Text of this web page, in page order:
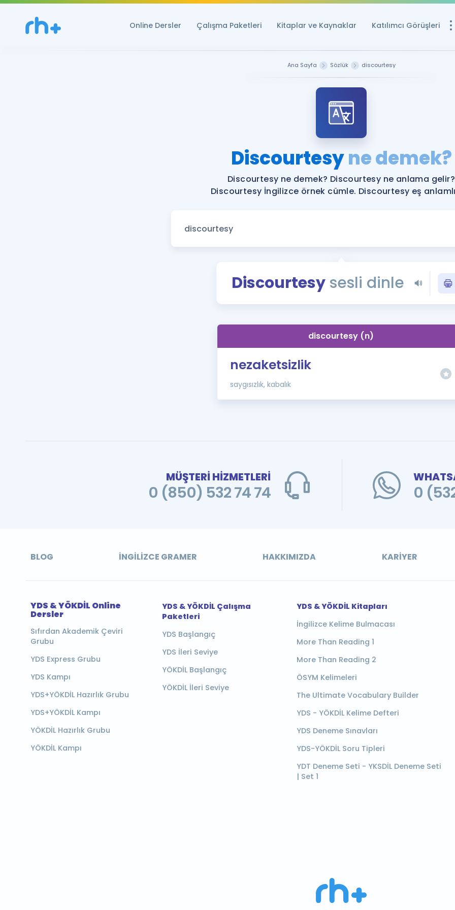
Online Dersler Çalışma Paketleri Kitaplar ve Kaynaklar Katılımcı Görüşleri
Ücretsiz
YDS ve YÖKDİL
YDS ve YÖKDİL'e
Tüm ÖSYM
Blog
YDS - YÖKDİL
İngilizce
Ana Sayfa Sözlük discourtesy
Discourtesyne demek?
Discourtesy ne demek? Discourtesy ne anlama gelir?
Discourtesy İngilizce örnek cümle. Discourtesy eş
Discourtesy sesli dinle
discourtesy (n)
nezaketsizlik
saygısızlık, kabalık
MÜŞTERİ HİZMETLERİ
0 (850) 532 74 74 0
BLOG İNGILIZCE GRAMER HAKKIMIZDA KARIYER
YDS & YÖKDİL Online
Dersler
Sıfırdan Akademik Çeviri
Grubu
YDS Express Grubu
YDS Kampı
YDS+YÖKDİL Hazırlık Grubu
YDS+YÖKDİL Kampı
YÖKDİL Hazırlık Grubu
YÖKDİL Kampı
YDS & YÖKDİL Çalışma
Paketleri
YDS Başlangıç
YDS İleri Seviye
YÖKDİL Başlangıç
YÖKDİL İleri Seviye
YDS & YÖKDİL Kitapları
İngilizce Kelime Bulmacası
More Than Reading 1
More Than Reading 2
ÖSYM Kelimeleri
The Ultimate Vocabulary Builder
YDS - YÖKDİL Kelime Defteri
YDS Deneme Sınavları
YDS-YÖKDİL Soru Tipleri
YDT Deneme Seti - YKSDİL Deneme Seti
| Set 1